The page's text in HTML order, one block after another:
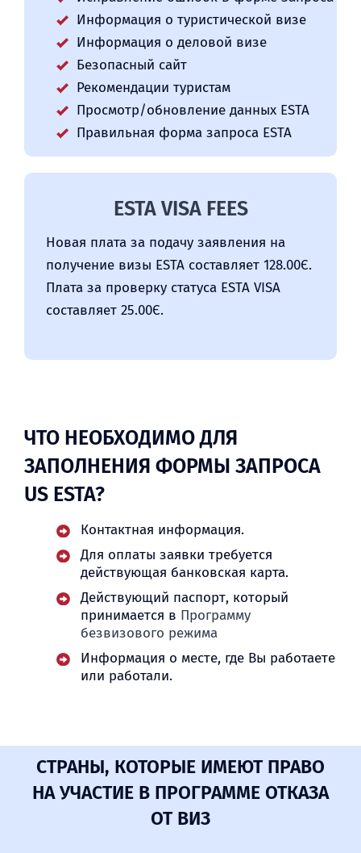
Информация о туристической визе
Информация о деловой визе
Безопасный сайт
Рекомендации туристам
Просмотр/обновление данных ESTA
Правильная форма запроса ESTA
ESTA VISA FEES
Новая плата за подачу заявления на
получение визы ESTA составляет 128.00Є.
Плата за проверку статуса ESTA VISA
составляет 25.00Є.
ЧТО НЕОБХОДИМО ДЛЯ
ЗАПОЛНЕНИЯ ФОРМЫ ЗАПРОСА
US ESTA?
Контактная информация.
Для оплаты заявки требуется
действующая банковская карта.
Действующий паспорт, который
принимается в Программу
безвизового режима
Информация о месте, где Вы работаете
или работали.
СТРАНЫ, КОТОРЫЕ ИМЕЮТ ПРАВО
НА УЧАСТИЕ В ПРОГРАММЕ ОТКАЗА
ОТ ВИЗ